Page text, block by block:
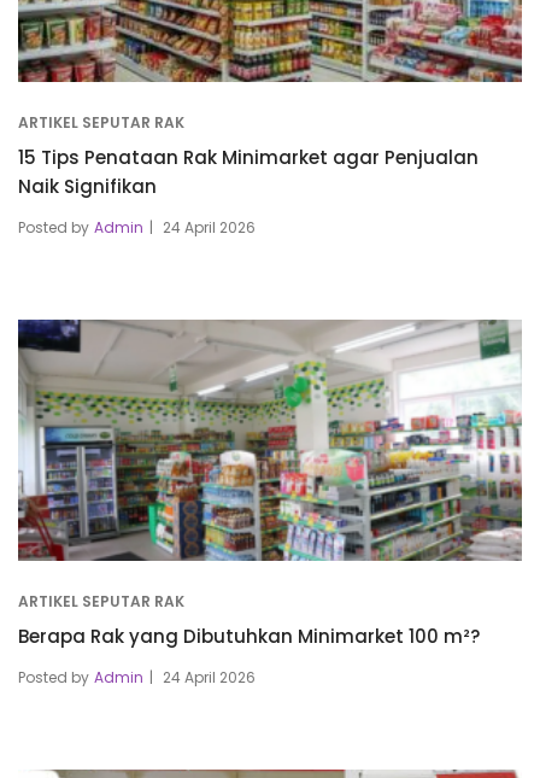
ARTIKEL SEPUTAR RAK
15 Tips Penataan Rak Minimarket agar Penjualan
Naik Signifikan
Posted by Admin 24 April 2026
ARTIKEL SEPUTAR RAK
Berapa Rak yang Dibutuhkan Minimarket 100 m²?
Posted by Admin 24 April 2026